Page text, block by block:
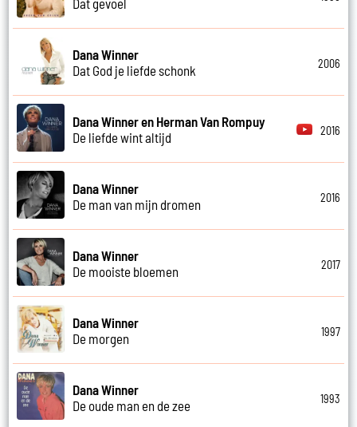
Dana Winner
Dat God je liefde schonk
2006
Dana Winner en Herman Van Rompuy
De liefde wint altijd
2016
Dana Winner
De man van mijn dromen
2016
Dana Winner
De mooiste bloemen
2017
Dana Winner
De morgen
1997
Dana Winner
De oude man en de zee
1993